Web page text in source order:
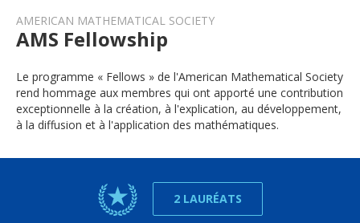
AMERICAN MATHEMATICAL SOCIETY
AMS Fellowship
Le programme « Fellows » de l'American Mathematical Society
rend hommage aux membres qui ont apporté une contribution
exceptionnelle à la création, à l'explication, au développement,
à la diffusion et à l'application des mathématiques.
2 LAURÉATS